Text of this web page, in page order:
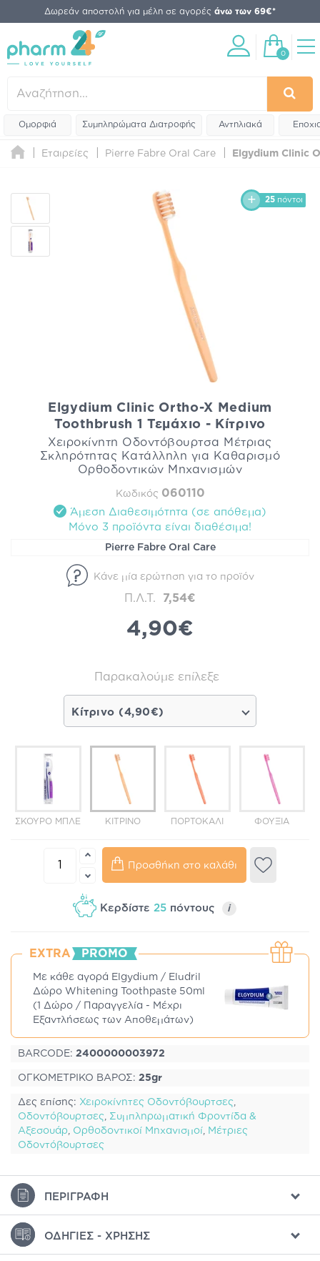
Δωρεάν αποστολή για μέλη σε αγορές άνω των 69€*
0
Ομορφιά Συμπληρώματα Διατροφής Αντηλιακά
Εταιρείες Pierre Fabre Oral Care Elgydium Clinic
25 πόντοι
Elgydium Clinic Ortho-X Medium
Toothbrush 1 Τεμάχιο - Κίτρινο
Χειροκίνητη Οδοντόβουρτσα Μέτριας
Σκληρότητας Κατάλληλη για Καθαρισμό
Ορθοδοντικών Μηχανισμών
Κωδικός 060110
Άμεση Διαθεσιμότητα (σε απόθεμα)
Mόνο 3 προϊόντα είναι διαθέσιμα!
Pierre Fabre Oral Care
Κάνε μία ερώτηση για το προϊόν
Π.Λ.Τ. 7,54€
4,90€
Παρακαλούμε επίλεξε
Κίτρινο (4,90€)
ΣΚΟΎΡΟ ΜΠΛΕ ΚΊΤΡΙΝΟ ΠΟΡΤΟΚΑΛΊ ΦΟΎΞΙΑ
Προσθήκη στο καλάθι
Κερδίστε 25 πόντους i
EXTRA PROMO
Με κάθε αγορά Elgydium / Eludril
Δώρο Whitening Toothpaste 50ml
(1 Δώρο / Παραγγελία - Μέχρι
Εξαντλήσεως των Αποθεμάτων)
BARCODE: 2400000003972
ΟΓΚΟΜΕΤΡΙΚΟ ΒΑΡΟΣ: 25gr
Δες επίσης: Χειροκίνητες Οδοντόβουρτσες
Οδοντόβουρτσες
Συμπληρωματική Φροντίδα &
Αξεσουάρ
Ορθοδοντικοί Μηχανισμοί
Μέτριες
Οδοντόβουρτσες
ΠΕΡΙΓΡΑΦΉ
ΟΔΗΓΊΕΣ - ΧΡΉΣΗΣ